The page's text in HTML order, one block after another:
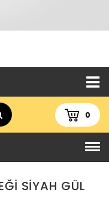
0
SIYAH GÜL